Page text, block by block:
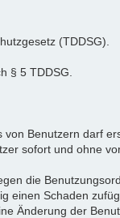
(TDDSG).
§ 5 TDDSG.
Benutzern darf
sofort und ohne
die
einen Schaden
Änderung der